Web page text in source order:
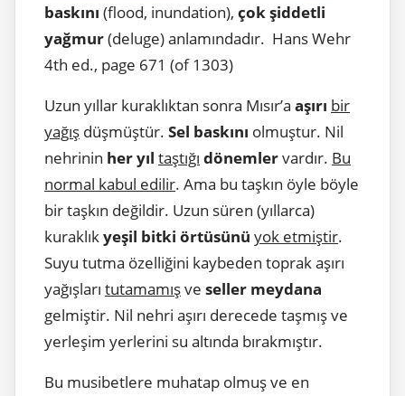
baskını (flood, inundation), çok şiddetli
yağmur(deluge) anlamındadır. Hans Wehr
4th ed., page 671 (of 1303)
Uzun yıllar kuraklıktan sonra Mısır’a aşırı bir
yağış düşmüştür. Sel baskını olmuştur. Nil
nehrinin her yıl taştığı dönemlervardır. Bu
normal kabul edilir. Ama bu taşkın öyle böyle
bir taşkın değildir. Uzun süren (yıllarca)
kuraklıkyeşil bitki örtüsünü yok etmiştir.
Suyu tutma özelliğini kaybeden toprak aşırı
yağışları tutamamışve seller meydana
gelmiştir. Nil nehri aşırı derecede taşmış ve
yerleşim yerlerini su altında bırakmıştır.
Bu musibetlere muhatap olmuş ve en